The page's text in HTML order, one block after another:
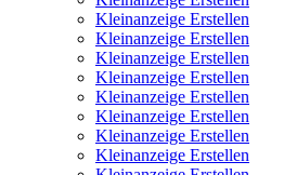
Kleinanzeige Erstellen
Kleinanzeige Erstellen
Kleinanzeige Erstellen
Kleinanzeige Erstellen
Kleinanzeige Erstellen
Kleinanzeige Erstellen
Kleinanzeige Erstellen
Kleinanzeige Erstellen